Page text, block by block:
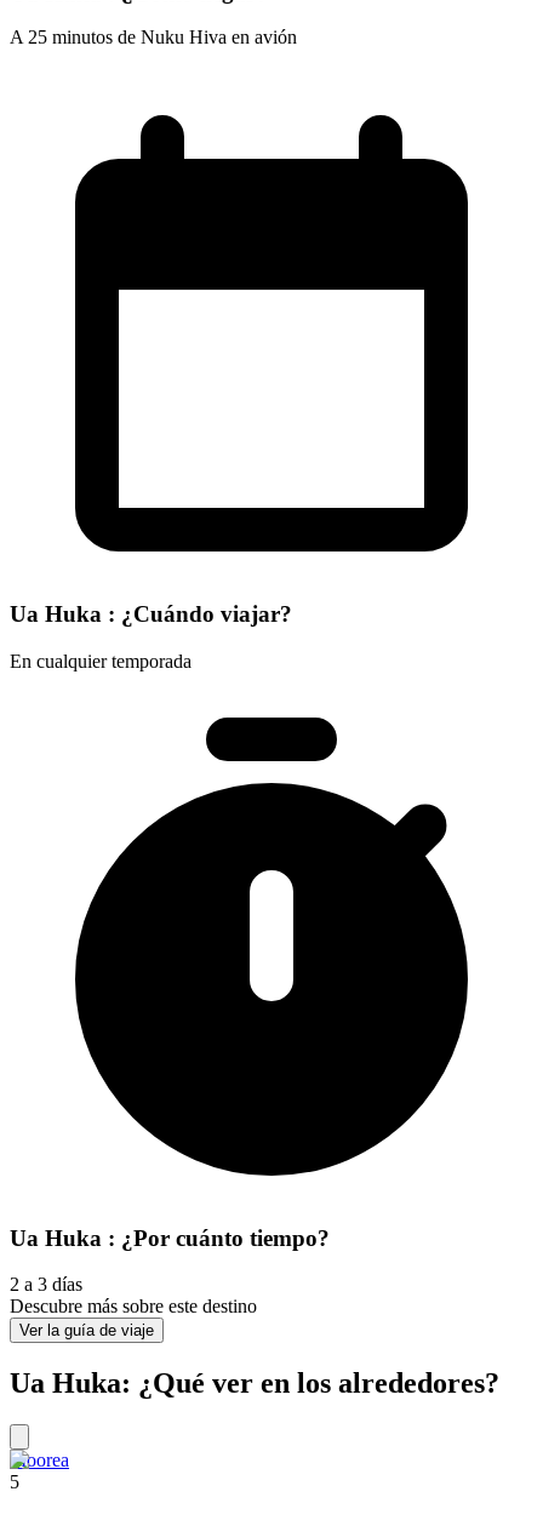
A 25 minutos de Nuku Hiva en avión
Ua Huka : ¿Cuándo viajar?
En cualquier temporada
Ua Huka : ¿Por cuánto tiempo?
2 a 3 días
Descubre más sobre este destino
Ver la guía de viaje
Ua Huka: ¿Qué ver en los alrededores?
Moorea
5